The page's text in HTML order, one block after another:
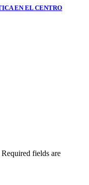
EN EL CENTRO
fields are